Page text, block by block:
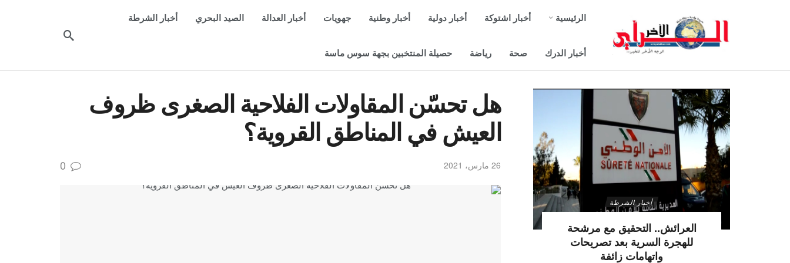
الرئيسية أخبار اشتوكة أخبار دولية أخبار وطنية جهويات أخبار العدالة الصيد البحري أخبار الشرطة
أخبار الدرك صحة رياضة حصيلة المنتخبين بجهة سوس ماسة
هل تحسّن المقاولات الفلاحية الصغرى ظروف
العيش في المناطق القروية؟
26 مارس، 2021 0
أخبار الشرطة
العرائش.. التحقيق مع مرشحة
للهجرة السرية بعد تصريحات
واتهامات زائفة